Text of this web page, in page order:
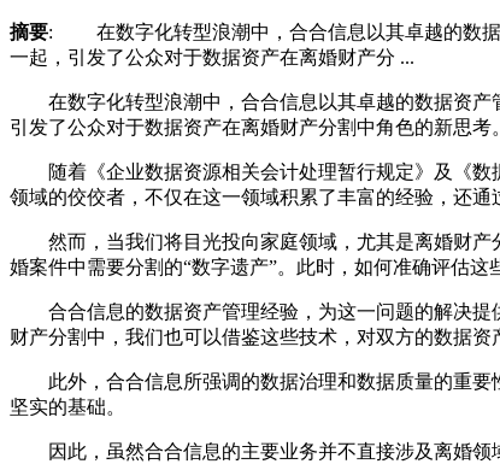
摘要: 在数字化转型浪潮中，合合信息以其卓越的数据
一起，引发了公众对于数据资产在离婚财产分 ...
在数字化转型浪潮中，合合信息以其卓越的数据资产
引发了公众对于数据资产在离婚财产分割中角色的新思考。
随着《企业数据资源相关会计处理暂行规定》及《数
领域的佼佼者，不仅在这一领域积累了丰富的经验，还
然而，当我们将目光投向家庭领域，尤其是离婚财产
婚案件中需要分割的“数字遗产”。此时，如何准确评估
合合信息的数据资产管理经验，为这一问题的解决提
财产分割中，我们也可以借鉴这些技术，对双方的数据资
此外，合合信息所强调的数据治理和数据质量的重要
坚实的基础。
因此，虽然合合信息的主要业务并不直接涉及离婚领